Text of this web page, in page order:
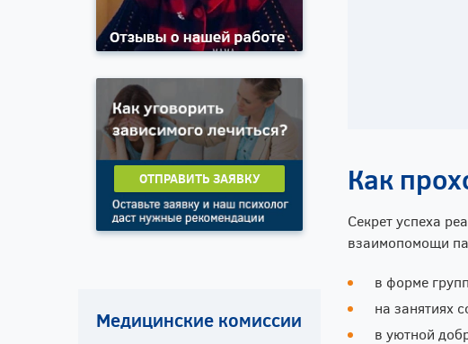
ОТПРАВИТЬ ЗАЯВКУ
Медицинские комиссии
Как
Секрет успеха
взаимопомощи
в форме
на занятиях
в уютной